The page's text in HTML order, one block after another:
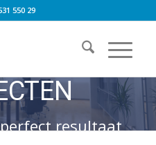
550 29
resultaat